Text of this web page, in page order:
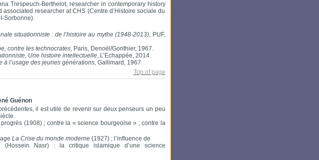
Trespeuch-Berthelot, researcher in contemporary history
researcher at CHS (Centre d’Histoire sociale du
Sorbonne).
situationniste : de l’histoire au mythe (1948-2013), PUF,
contre les technocrates, Paris, Denoël/Gonthier, 1967.
Une histoire intellectuelle, L’Echappée, 2014.
à l’usage des jeunes générations, Gallimard, 1967
Top of page
Guénon
il est utile de revenir sur deux penseurs un peu
(1908) ; contre la « science bourgeoise » ; contre la
La Crise du monde moderne(1927) ; l’influence de
Nasr) : la critique islamique d’une science